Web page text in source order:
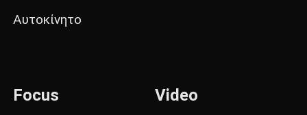
Αυτοκίνητο
Focus Video